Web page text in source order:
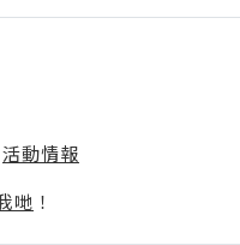
活動情報
哋 ！